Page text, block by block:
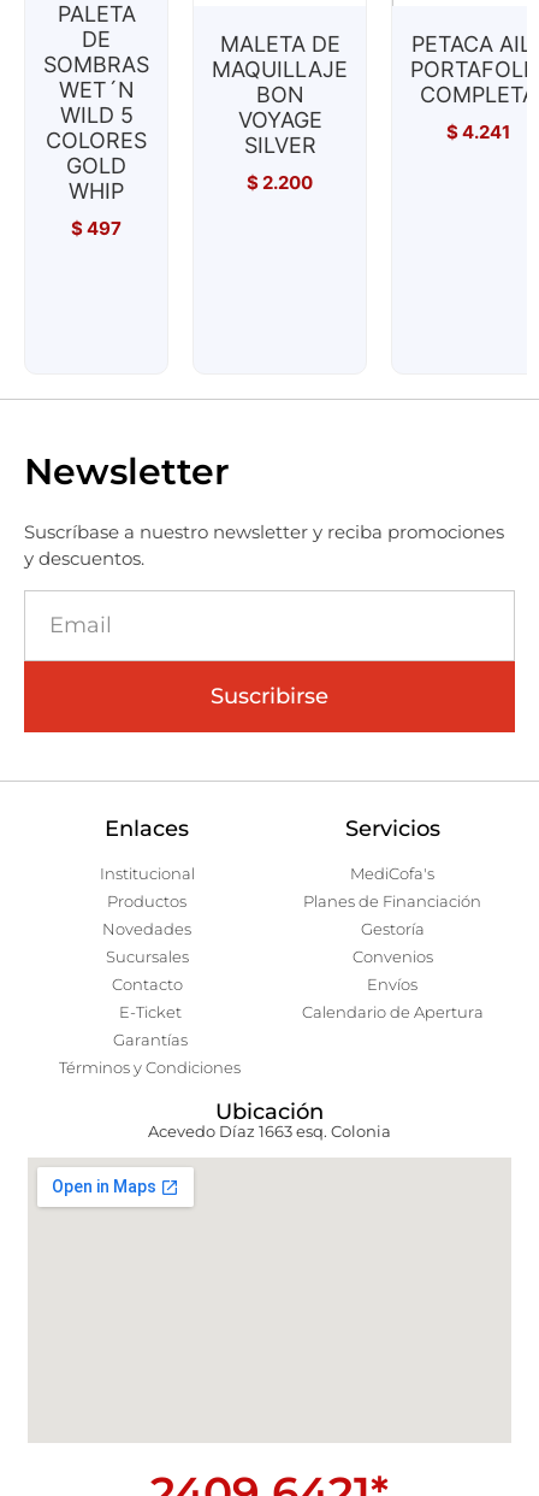
PALETA
DE
SOMBRAS
WET´N
WILD 5
COLORES
GOLD
WHIP
$497
MALETA DE
MAQUILLAJE
BON
VOYAGE
SILVER
$2.200
PETACA
COMPLETA
$4.241
Newsletter
Suscríbase a nuestro newsletter y reciba promociones
y descuentos.
Suscribirse
Enlaces
Institucional
Productos
Novedades
Sucursales
Contacto
E-Ticket
Garantías
Términos y Condiciones
Servicios
MediCofa's
Planes de Financiación
Gestoría
Convenios
Envíos
Calendario de Apertura
Ubicación
Acevedo Díaz 1663 esq. Colonia